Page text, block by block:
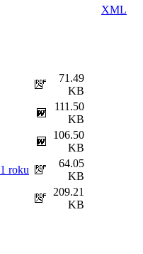
XML
71.49
KB
111.50
KB
106.50
KB
roku
64.05
KB
209.21
KB